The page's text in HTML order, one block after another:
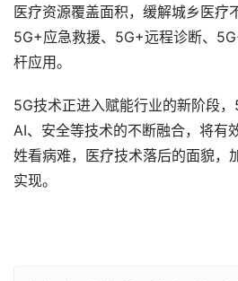
医疗资源覆盖面积，缓解城乡医疗
5G+应急救援、5G+远程诊断、
杆应用。
5G技术正进入赋能行业的新阶段，
AI、安全等技术的不断融合，将有
姓看病难，医疗技术落后的面貌，
实现。